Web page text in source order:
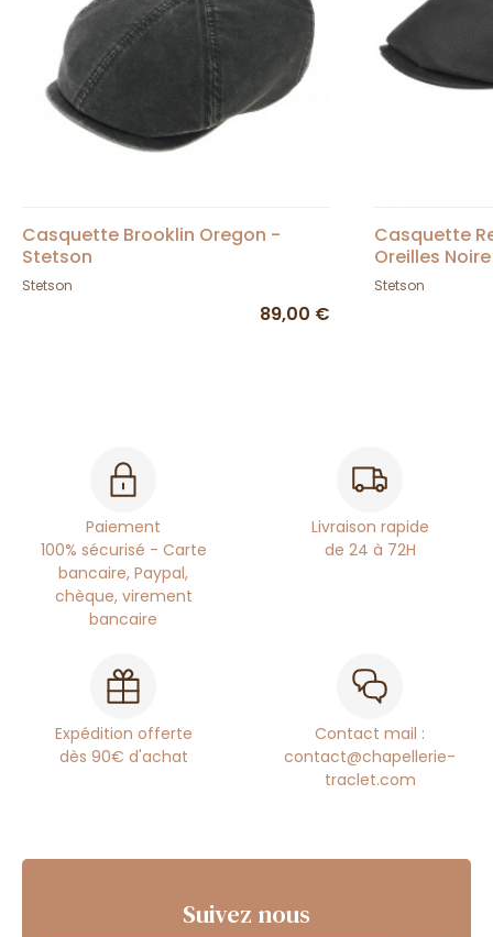
Casquette Brooklin Oregon -
Stetson
Stetson
89,00 €
Casquette
Oreilles
Stetson
Paiement
100% sécurisé - Carte
bancaire, Paypal,
chèque, virement
bancaire
Livraison rapide
de 24 à 72H
Expédition offerte
dès 90€ d'achat
Contact mail :
contact@chapellerie-
traclet.com
Suivez nous